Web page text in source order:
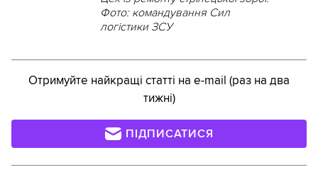
Фото: командування Сил
логістики ЗСУ
Отримуйте найкращі статті на e-mail (раз на два
тижні)
ПІДПИСАТИСЯ